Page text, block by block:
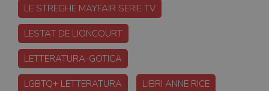
LE STREGHE MAYFAIR SERIE TV
LESTAT DE LIONCOURT
LETTERATURA-GOTICA
LGBTQ+ LETTERATURA LIBRI ANNE RICE